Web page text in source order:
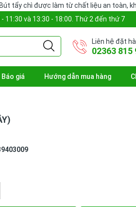
tẩy chì được làm từ chất liệu an toàn,
11:30 và 13:30 - 18:00. Thứ 2 đến thứ 7
Liên hệ đặt
02363 815
Báo giá Hướng dẫn mua hàng